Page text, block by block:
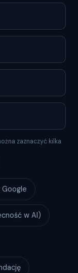
zaznaczyć kilka
Google
w AI)